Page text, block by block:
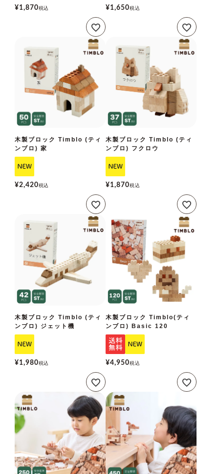
¥1,870税込 ¥1,650税込
木製ブロック Timblo (ティ
ンブロ) 家
¥2,420税込
木製ブロック Timblo (ティ
ンブロ) フクロウ
¥1,870税込
木製ブロック Timblo (ティ
ンブロ) ジェット機
¥1,980税込
木製ブロック Timblo(ティ
ンブロ) Basic 120
¥4,950税込